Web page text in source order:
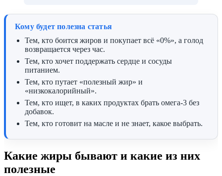
Кому будет полезна статья
Тем, кто боится жиров и покупает всё «0%», а голод
возвращается через час.
Тем, кто хочет поддержать сердце и сосуды
питанием.
Тем, кто путает «полезный жир» и
«низкокалорийный».
Тем, кто ищет, в каких продуктах брать омега-3 без
добавок.
Тем, кто готовит на масле и не знает, какое выбрать.
Какие жиры бывают и какие из них
полезные